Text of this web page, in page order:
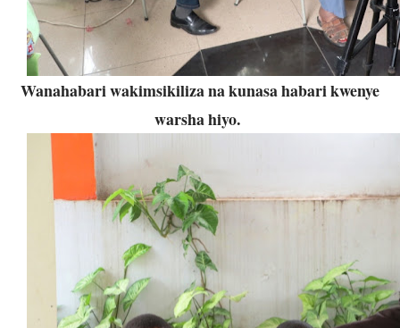
Wanahabari wakimsikiliza na kunasa habari kwenye
warsha hiyo.